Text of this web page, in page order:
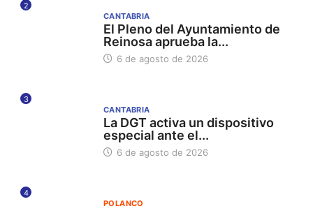
2
CANTABRIA
El Pleno del Ayuntamiento de
Reinosa aprueba la...
6 de agosto de 2026
3
CANTABRIA
La DGT activa un dispositivo
especial ante el...
6 de agosto de 2026
4
POLANCO